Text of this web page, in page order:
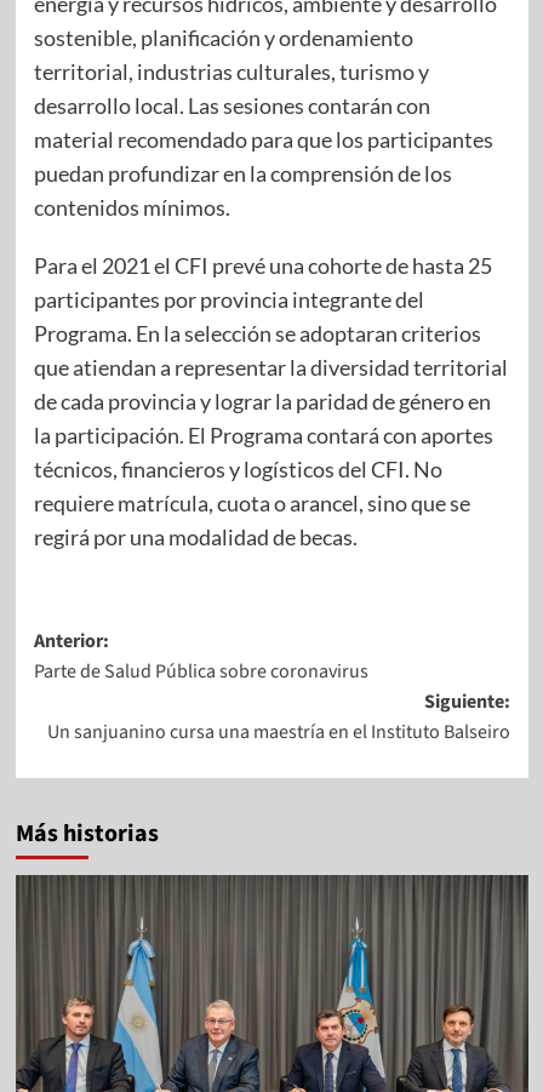
sostenible, planificación y ordenamiento
territorial, industrias culturales, turismo y
desarrollo local. Las sesiones contarán con
material recomendado para que los participantes
puedan profundizar en la comprensión de los
contenidos mínimos.
Para el 2021 el CFI prevé una cohorte de hasta 25
participantes por provincia integrante del
Programa. En la selección se adoptaran criterios
que atiendan a representar la diversidad territorial
de cada provincia y lograr la paridad de género en
la participación. El Programa contará con aportes
técnicos, financieros y logísticos del CFI. No
requiere matrícula, cuota o arancel, sino que se
regirá por una modalidad de becas.
Anterior:
Parte de Salud Pública sobre coronavirus
Siguiente:
Un sanjuanino cursa una maestría en el Instituto Balseiro
Más historias